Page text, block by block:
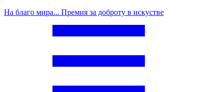
На благо мира... Премия за доброту в искустве